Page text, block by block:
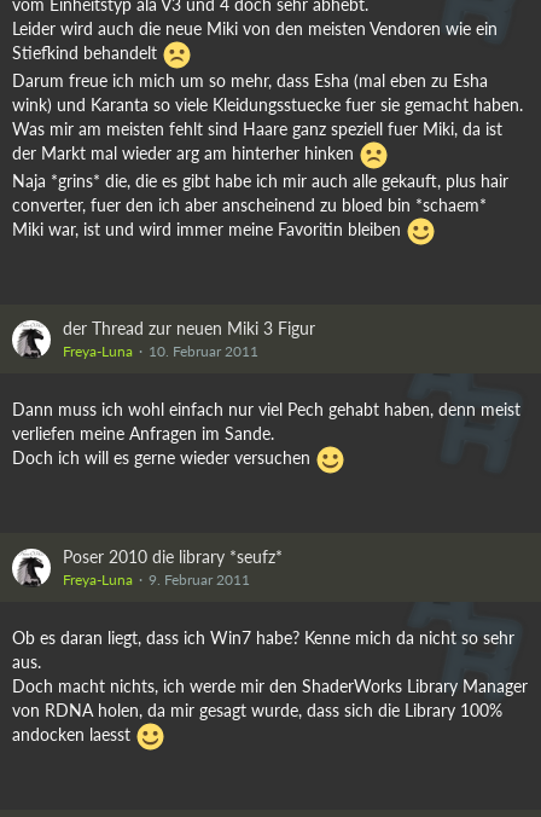
vom Einheitstyp ala V3 und 4 doch sehr abhebt.
Leider wird auch die neue Miki von den meisten Vendoren wie ein
Stiefkind behandelt
Darum freue ich mich um so mehr, dass Esha (mal eben zu Esha
wink) und Karanta so viele Kleidungsstuecke fuer sie gemacht haben.
Was mir am meisten fehlt sind Haare ganz speziell fuer Miki, da ist
der Markt mal wieder arg am hinterher hinken
Naja *grins* die, die es gibt habe ich mir auch alle gekauft, plus hair
converter, fuer den ich aber anscheinend zu bloed bin *schaem*
Miki war, ist und wird immer meine Favoritin bleiben
der Thread zur neuen Miki 3 Figur
Freya-Luna 10. Februar 2011
Dann muss ich wohl einfach nur viel Pech gehabt haben, denn meist
verliefen meine Anfragen im Sande.
Doch ich will es gerne wieder versuchen
Poser 2010 die library *seufz*
Freya-Luna 9. Februar 2011
Ob es daran liegt, dass ich Win7 habe? Kenne mich da nicht so sehr
aus.
Doch macht nichts, ich werde mir den ShaderWorks Library Manager
von RDNA holen, da mir gesagt wurde, dass sich die Library 100%
andocken laesst